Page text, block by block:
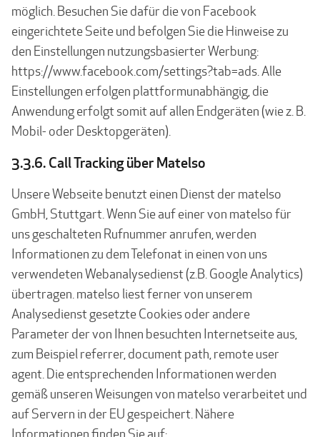
möglich. Besuchen Sie dafür die von Facebook
eingerichtete Seite und befolgen Sie die Hinweise zu
den Einstellungen nutzungsbasierter Werbung:
https://www.facebook.com/settings?tab=ads. Alle
Einstellungen erfolgen plattformunabhängig, die
Anwendung erfolgt somit auf allen Endgeräten (wie z. B.
Mobil- oder Desktopgeräten).
3.3.6. Call Tracking über Matelso
Unsere Webseite benutzt einen Dienst der matelso
GmbH, Stuttgart. Wenn Sie auf einer von matelso für
uns geschalteten Rufnummer anrufen, werden
Informationen zu dem Telefonat in einen von uns
verwendeten Webanalysedienst (z.B. Google Analytics)
übertragen. matelso liest ferner von unserem
Analysedienst gesetzte Cookies oder andere
Parameter der von Ihnen besuchten Internetseite aus,
zum Beispiel referrer, document path, remote user
agent. Die entsprechenden Informationen werden
gemäß unseren Weisungen von matelso verarbeitet und
auf Servern in der EU gespeichert. Nähere
Informationen finden Sie auf: